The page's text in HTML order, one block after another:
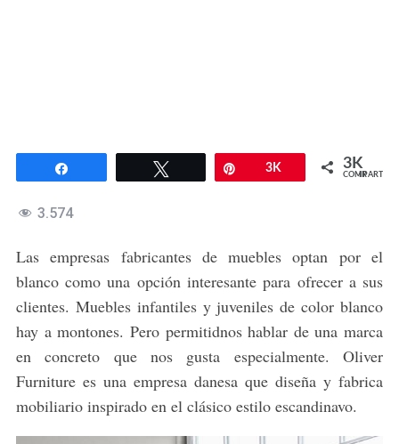
Twittear 3K 3K
COMPARTIR
3.574
Las empresas fabricantes de muebles optan por el
blanco como una opción interesante para ofrecer a sus
clientes. Muebles infantiles y juveniles de color blanco
hay a montones. Pero permitidnos hablar de una marca
en concreto que nos gusta especialmente. Oliver
Furniture es una empresa danesa que diseña y fabrica
mobiliario inspirado en el clásico estilo escandinavo.